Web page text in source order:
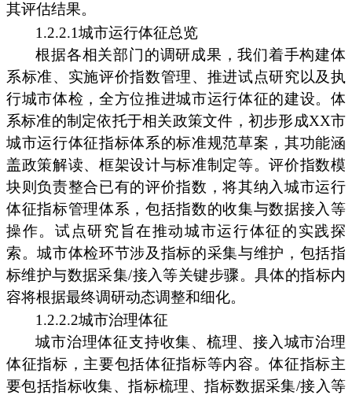
其评估结果。
1.2.2.1城市运行体征总览
根据各相关部门的调研成果，我们着手构建体
系标准、实施评价指数管理、推进试点研究以及执
行城市体检，全方位推进城市运行体征的建设。体
系标准的制定依托于相关政策文件，初步形成XX市
城市运行体征指标体系的标准规范草案，其功能涵
盖政策解读、框架设计与标准制定等。评价指数模
块则负责整合已有的评价指数，将其纳入城市运行
体征指标管理体系，包括指数的收集与数据接入等
操作。试点研究旨在推动城市运行体征的实践探
索。城市体检环节涉及指标的采集与维护，包括指
标维护与数据采集/接入等关键步骤。具体的指标内
容将根据最终调研动态调整和细化。
1.2.2.2城市治理体征
城市治理体征支持收集、梳理、接入城市治理
体征指标，主要包括体征指标等内容。体征指标主
要包括指标收集、指标梳理、指标数据采集/接入等